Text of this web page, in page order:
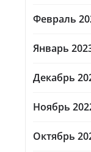
Февраль
Январь
Декабрь
Ноябрь
Октябрь